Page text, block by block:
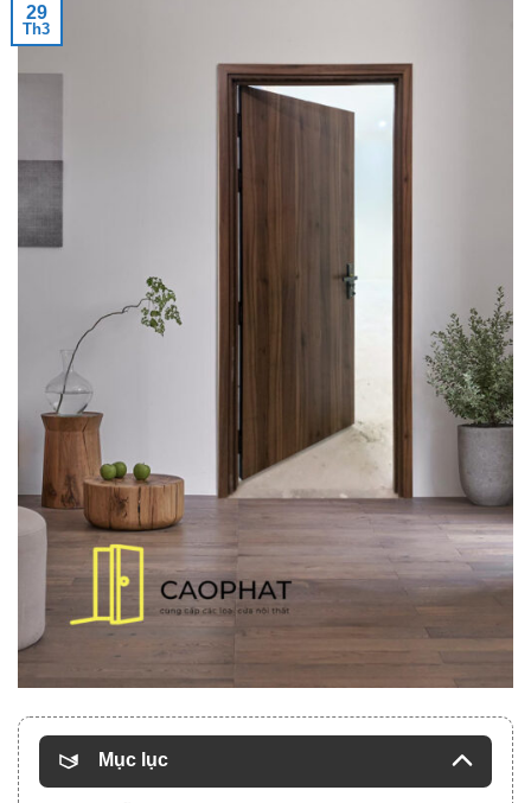
29
Th3
Mục lục